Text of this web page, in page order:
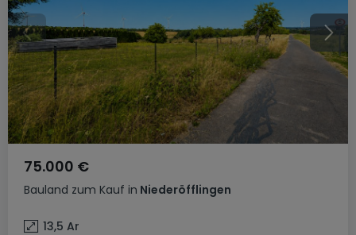
Bauland zum Kauf in Niederöfflingen
75.000 €
13,5 Ar